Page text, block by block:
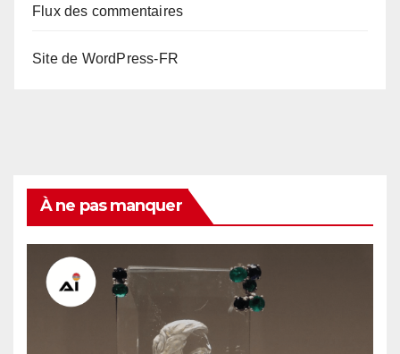
Flux des commentaires
Site de WordPress-FR
À ne pas manquer